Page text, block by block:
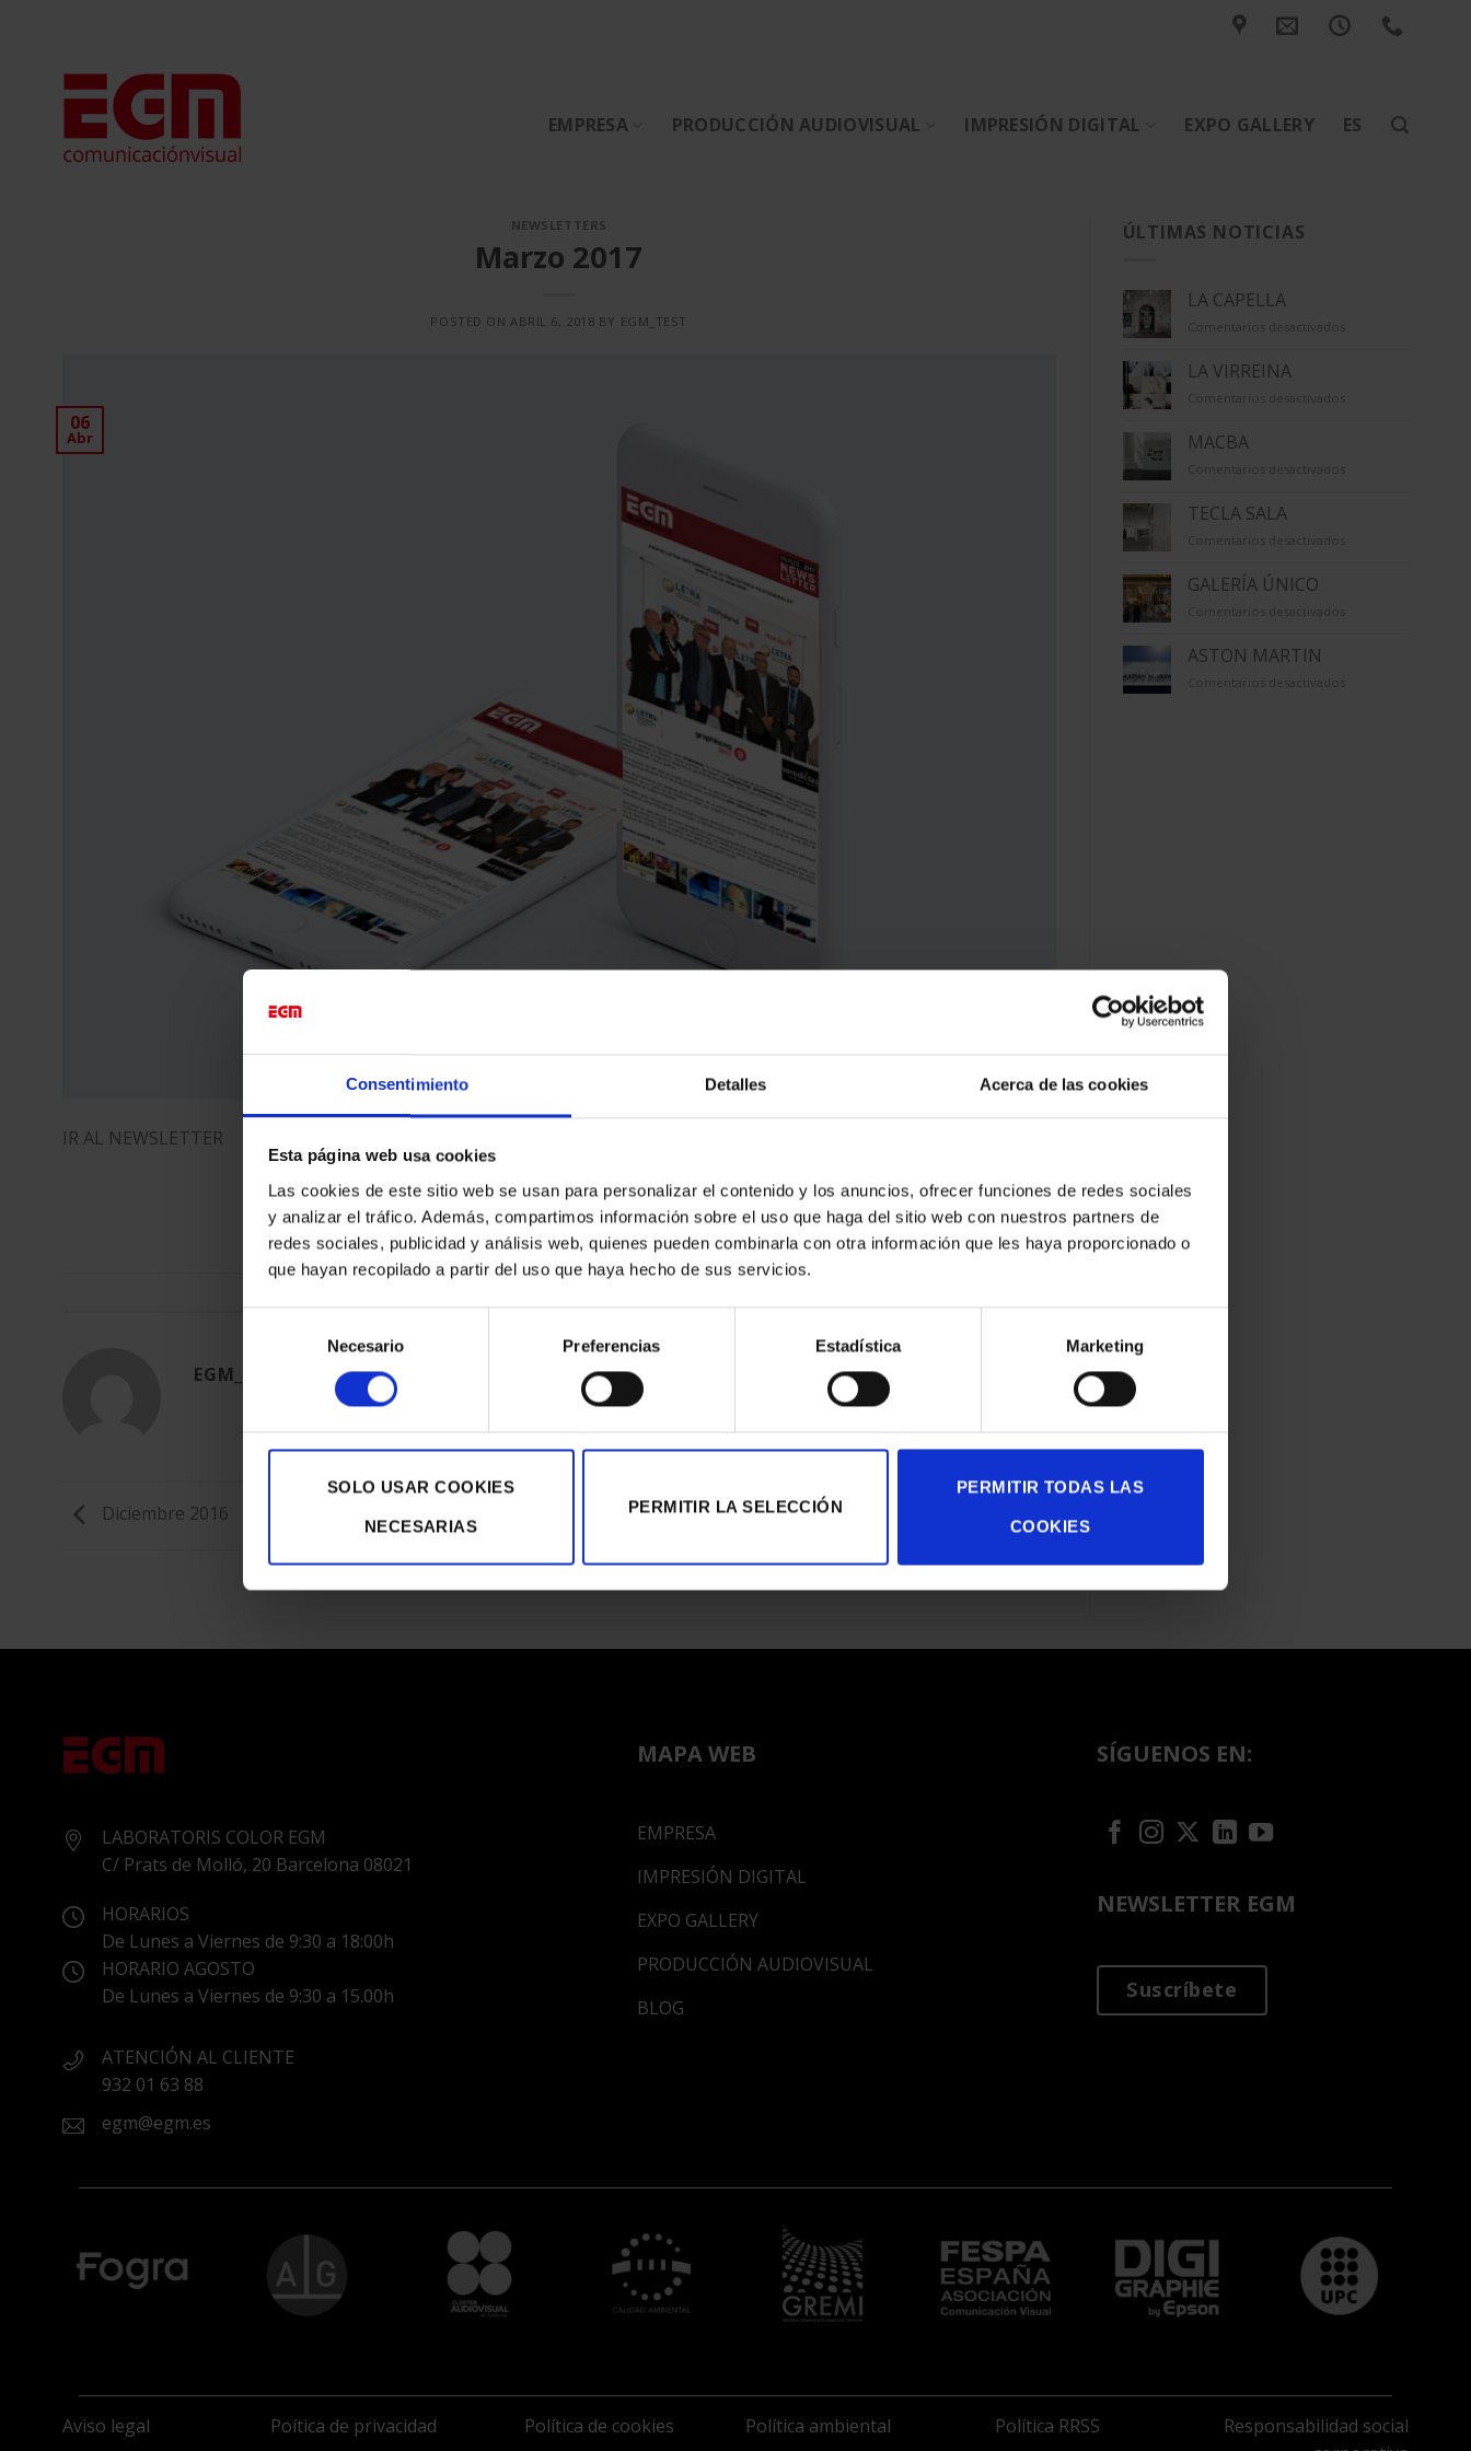
Consentimiento Detalles Acerca de las cookies
Esta página web usa cookies
Las cookies de este sitio web se usan para personalizar el contenido y los anuncios, ofrecer funciones de redes sociales
y analizar el tráfico. Además, compartimos información sobre el uso que haga del sitio web con nuestros partners de
redes sociales, publicidad y análisis web, quienes pueden combinarla con otra información que les haya proporcionado o
que hayan recopilado a partir del uso que haya hecho de sus servicios.
consentimiento
Necesario Preferencias Estadística Marketing
SOLO USAR COOKIES
NECESARIAS
PERMITIR LA SELECCIÓN
PERMITIR TODAS LAS
COOKIES
EMPRESA PRODUCCIÓN AUDIOVISUAL IMPRESIÓN DIGITAL EXPO GALLERY ES
NEWSLETTERS
Marzo 2017
POSTED ON ABRIL 6, 2018 BY EGM_TEST
06
Abr
IR AL NEWSLETTER
EGM_TEST
Diciembre 2016 Junio 2017
ÚLTIMAS NOTICIAS
LA CAPELLA
Comentarios desactivados
LA VIRREINA
Comentarios desactivados
MACBA
Comentarios desactivados
TECLA SALA
Comentarios desactivados
GALERÍA ÚNICO
Comentarios desactivados
ASTON MARTIN
Comentarios desactivados
LABORATORIS COLOR EGM
C/ Prats de Molló, 20 Barcelona 08021
HORARIOS
De Lunes a Viernes de 9:30 a 18:00h
HORARIO AGOSTO
De Lunes a Viernes de 9:30 a 15.00h
ATENCIÓN AL CLIENTE
932 01 63 88
egm@egm.es
MAPA WEB
EMPRESA
IMPRESIÓN DIGITAL
EXPO GALLERY
PRODUCCIÓN AUDIOVISUAL
BLOG
SÍGUENOS EN:
NEWSLETTER EGM
Suscríbete
Aviso legal Poítica de privacidad Política de cookies Política ambiental Política RRSS
Responsabilidad social